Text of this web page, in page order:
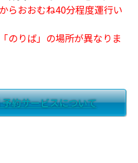
らおおむね40分程度運行い
のりば」の場所が異なりま
約サービスについて